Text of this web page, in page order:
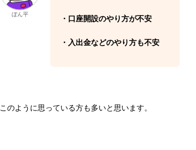
ぼん平 ・口座開設のやり方が不安
・入出金などのやり方も不安
このように思っている方も多いと思います。